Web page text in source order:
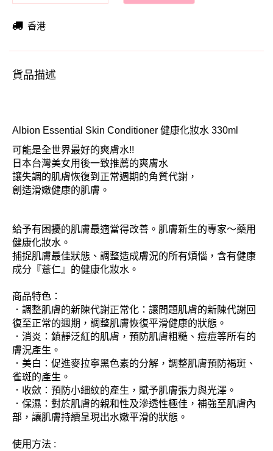
香港
貨品描述
Albion Essential Skin Conditioner 健康化妝水 330ml
可能是全世界最好的爽膚水!!
日本台灣美女用後一致推薦的爽膚水
讓失調的肌膚恢復到正常週期的角質代謝，
創造滑嫩健康的肌膚。
給予有困擾的肌膚最適當得改善。肌膚新生的專家～藥用
健康化妝水。
捕捉肌膚最佳狀態、調整造成膚況的所有煩惱，含有健康
成分『薏仁』的健康化妝水。
商品特色：
．調整肌膚的新陳代謝正常化：讓問題肌膚的新陳代謝回
復至正常的週期，調整肌膚恢復平滑健康的狀態。
．消炎：鎮靜泛紅的肌膚，預防肌膚粗糙、痘痘等所有的
膚況產生。
．美白：促進麥拉寧黑色素的分解，調整肌膚預防褐斑、
雀斑的產生。
．收歛：預防小細紋的產生，賦予肌膚張力與光澤。
．保濕：對於肌膚的親和性及滲透性極佳，補強至肌膚內
部，讓肌膚持續呈現出水嫩平滑的狀態。
使用方法 :